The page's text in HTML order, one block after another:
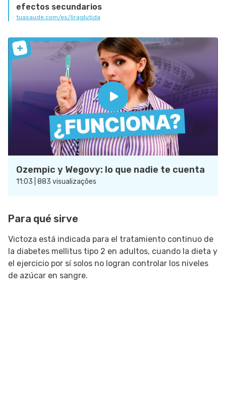
efectos secundarios
tuasaude.com/es/liraglutida
Ozempic y Wegovy: lo que nadie te cuenta
11:03 | 883 visualizações
Para qué sirve
Victoza está indicada para el tratamiento continuo de
la diabetes mellitus tipo 2 en adultos, cuando la dieta y
el ejercicio por sí solos no logran controlar los niveles
de azúcar en sangre.